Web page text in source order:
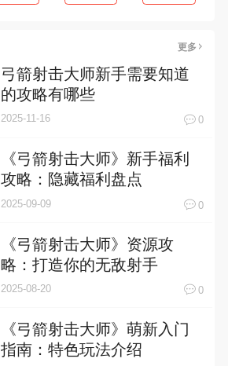
更多
弓箭射击大师新手需要知道
的攻略有哪些
2025-11-16 0
《弓箭射击大师》新手福利
攻略：隐藏福利盘点
2025-09-09 0
《弓箭射击大师》资源攻
略：打造你的无敌射手
2025-08-20 0
《弓箭射击大师》萌新入门
指南：特色玩法介绍